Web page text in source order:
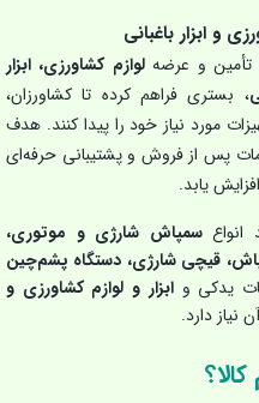
و ابزار باغبانی
تأمین و عرضهلوازم کشاورزی، ابزار
، بستری فراهم کرده تا کشاورزان،
مورد نیاز خود را پیدا کنند. هدف
پس از فروش و پشتیبانی حرفه‌ای
یابد.
انواعسمپاش شارژی و موتوری،
قیچی شارژی، دستگاه پشم‌چین
یدکی وابزار و لوازم کشاورزی و
نیاز دارد.